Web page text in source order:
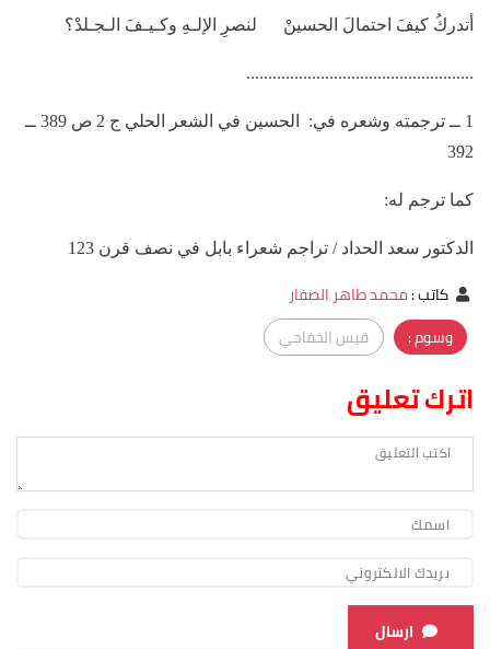
أتدركُ كيفَ احتمالَ الحسينْ لنصرِ الإلـهِ وكـيـفَ الـجـلدْ؟
....................................................
1 ــ ترجمته وشعره في: الحسين في الشعر الحلي ج 2 ص 389 ــ
392
كما ترجم له:
الدكتور سعد الحداد / تراجم شعراء بابل في نصف قرن 123
كاتب:محمد طاهر الصفار
وسوم :
قيس الخفاجي
اترك تعليق
ارسال